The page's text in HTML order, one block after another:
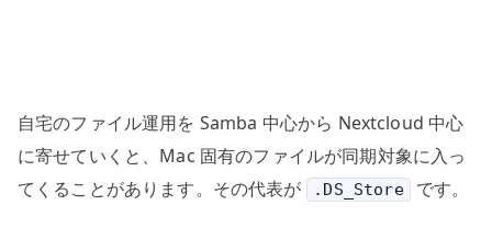
ジ
の
メ
自宅のファイル運用を Samba 中心から Nextcloud 中心
に寄せていくと、Mac 固有のファイルが同期対象に入っ
てくることがあります。その代表が
.DS_Store です。